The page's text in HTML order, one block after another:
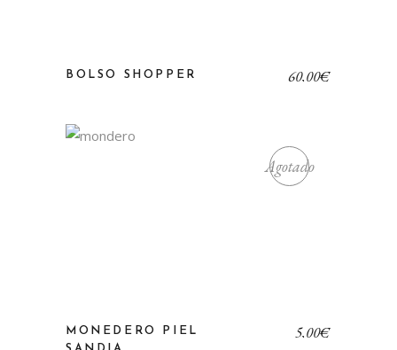
BOLSO SHOPPER 60,00€
Agotado
MONEDERO PIEL
5,00€